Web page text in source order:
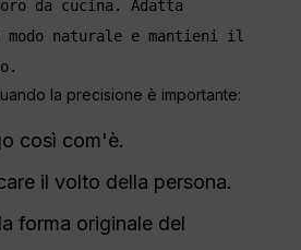
da cucina. Adatta
naturale e mantieni il
la precisione è importante:
così com'è.
il volto della persona.
forma originale del